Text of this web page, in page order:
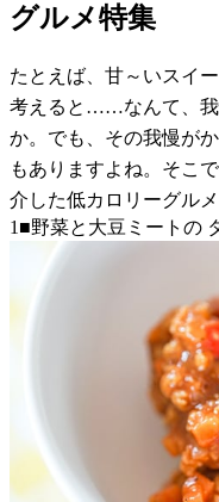
グルメ特集
たとえば、甘～いスイ
考えると……なんて、我
か。でも、その我慢が
もありますよね。そこ
介した低カロリーグル
1■野菜と大豆ミートの